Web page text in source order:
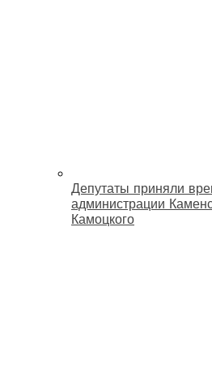
Депутаты приняли
администрации
Камоцкого